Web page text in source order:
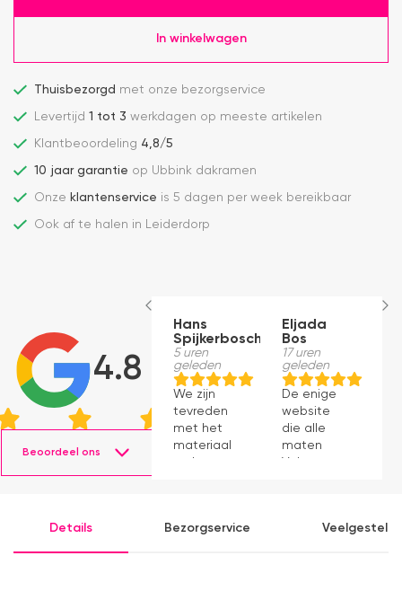
In winkelwagen
Thuisbezorgd met onze bezorgservice
Levertijd 1 tot 3 werkdagen op meeste artikelen
Klantbeoordeling 4,8/5
10 jaar garantie op Ubbink dakramen
Onze klantenservice is 5 dagen per week bereikbaar
Ook af te halen in Leiderdorp
4.8
Beoordeel ons
Hans
Spijkerbosch
5 uren
geleden
We zijn
tevreden
met het
materiaal
en het
Eljada
Bos
17 uren
geleden
De enige
website
die alle
maten
Velux op
eens snel
Details Bezorgservice